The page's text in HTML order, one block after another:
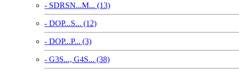
- SDRSN...M... (13)
- DOP...S... (12)
- DOP...P... (3)
- G3S..., G4S... (38)